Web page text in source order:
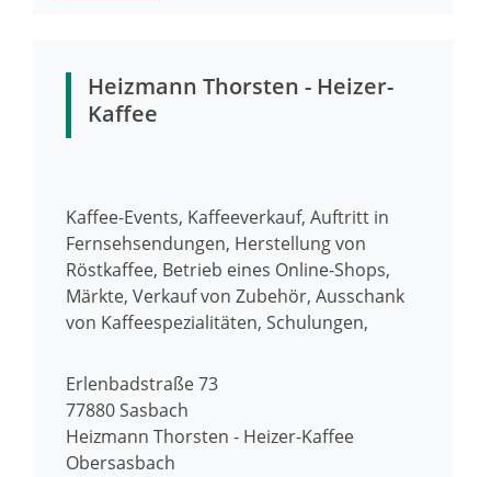
Heizmann Thorsten - Heizer-
Kaffee
Heizmann Thorsten - Heizer-Kaffee
Obersasbach
Erlenbadstraße 73
77880Sasbach
Kaffee-Events, Kaffeeverkauf, Auftritt in
Fernsehsendungen, Herstellung von
Röstkaffee, Betrieb eines Online-Shops,
Märkte, Verkauf von Zubehör, Ausschank
von Kaffeespezialitäten, Schulungen,